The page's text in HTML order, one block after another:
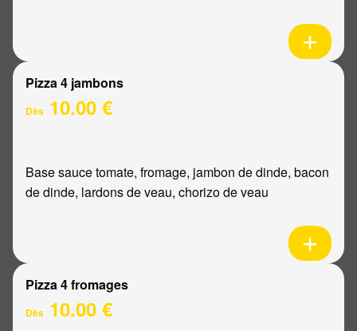
Pizza 4 jambons
Dès 10.00 €
Base sauce tomate, fromage, jambon de dinde, bacon
de dinde, lardons de veau, chorizo de veau
Pizza 4 fromages
Dès 10.00 €